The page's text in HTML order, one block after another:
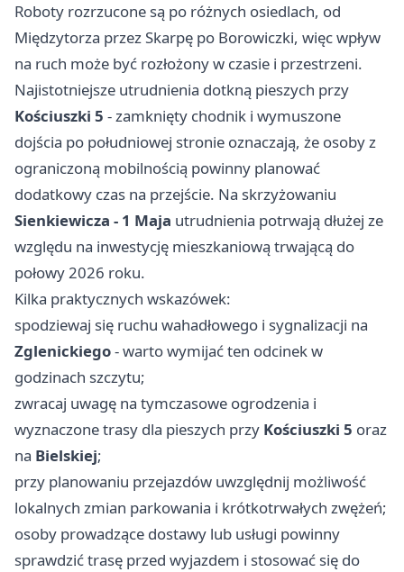
Roboty rozrzucone są po różnych osiedlach, od
Międzytorza przez Skarpę po Borowiczki, więc wpływ
na ruch może być rozłożony w czasie i przestrzeni.
Najistotniejsze utrudnienia dotkną pieszych przy
Kościuszki 5 - zamknięty chodnik i wymuszone
dojścia po południowej stronie oznaczają, że osoby z
ograniczoną mobilnością powinny planować
dodatkowy czas na przejście. Na skrzyżowaniu
Sienkiewicza - 1 Maja utrudnienia potrwają dłużej ze
względu na inwestycję mieszkaniową trwającą do
połowy 2026 roku.
Kilka praktycznych wskazówek:
spodziewaj się ruchu wahadłowego i sygnalizacji na
Zglenickiego- warto wymijać ten odcinek w
godzinach szczytu;
zwracaj uwagę na tymczasowe ogrodzenia i
wyznaczone trasy dla pieszych przy Kościuszki 5 oraz
na Bielskiej;
przy planowaniu przejazdów uwzględnij możliwość
lokalnych zmian parkowania i krótkotrwałych zwężeń;
osoby prowadzące dostawy lub usługi powinny
sprawdzić trasę przed wyjazdem i stosować się do